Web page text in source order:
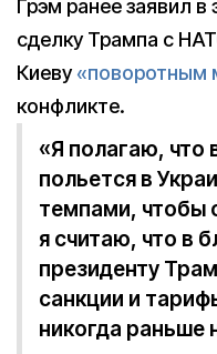
Грэм ранее заявил в
сделку Трампа с
Киеву«поворотным
конфликте.
«Я полагаю, что
польется в
темпами, чтобы
я считаю, что в
президенту
санкции и
никогда раньше